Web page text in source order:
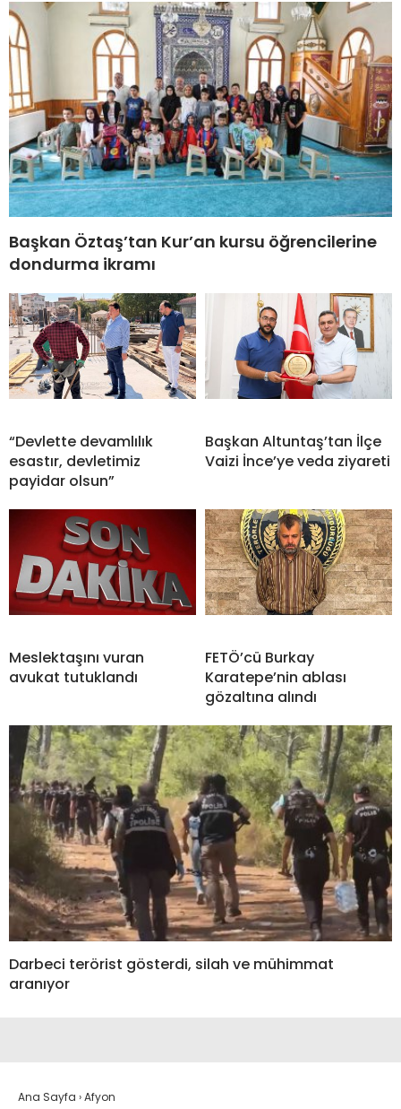
Başkan Öztaş’tan Kur’an kursu öğrencilerine
dondurma ikramı
“Devlette devamlılık
esastır, devletimiz
payidar olsun”
Başkan Altuntaş’tan İlçe
Vaizi İnce’ye veda ziyareti
Meslektaşını vuran
avukat tutuklandı
FETÖ’cü Burkay
Karatepe’nin ablası
gözaltına alındı
Darbeci terörist gösterdi, silah ve mühimmat
aranıyor
Ana Sayfa ›Afyon